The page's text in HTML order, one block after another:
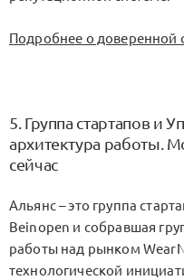
Подробнее о доверенной
5. Группа стартапов и
архитектура работы.
сейчас
Альянс – это группа
Beinopen и собравшая
работы над рынком
технологической